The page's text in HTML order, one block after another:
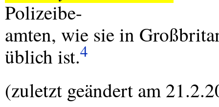
Polizeibe-
amten, wie sie in
üblich ist.4
(zuletzt geändert am